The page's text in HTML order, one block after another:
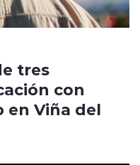
tres
con
en Viña del